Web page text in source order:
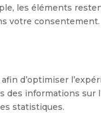
les éléments
votre consentement.
d’optimiser
des informations sur
statistiques.